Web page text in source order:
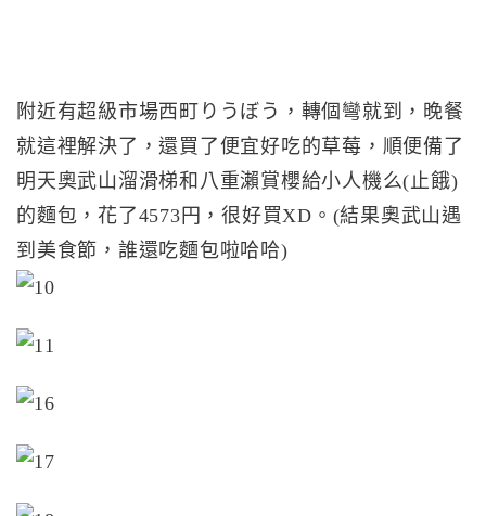
附近有超級市場西町りうぼう，轉個彎就到，晚餐
就這裡解決了，還買了便宜好吃的草莓，順便備了
明天奧武山溜滑梯和八重瀨賞櫻給小人機么(止餓)
的麵包，花了4573円，很好買XD。(結果奧武山遇
到美食節，誰還吃麵包啦哈哈)